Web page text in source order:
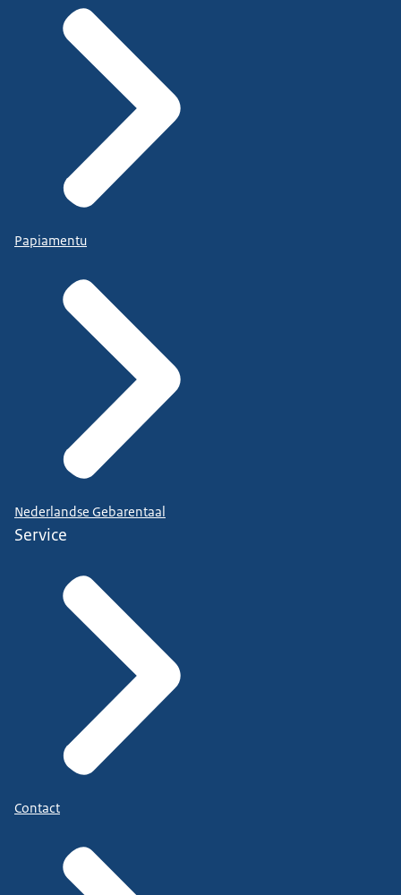
Papiamentu
Nederlandse Gebarentaal
Service
Contact